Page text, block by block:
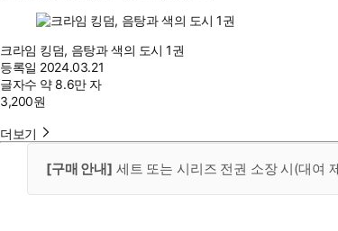
크라임 킹덤, 음탕과 색의 도시 1권
등록일 2024.03.21
글자수 약 8.6만 자
3,200원
더보기
[구매 안내] 세트 또는 시리즈 전권 소장 시(대여